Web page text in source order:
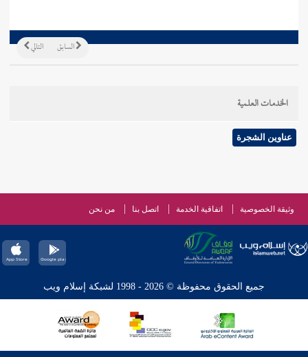
التالي السابق
الخدمات العلمية
عناوين الشجرة
وثيقة الخصوصية اتفاقية الخدمة اتصل بنا من نحن
جميع الحقوق محفوظة © 2026 - 1998 لشبكة إسلام ويب